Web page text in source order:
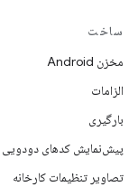
ساخت
مخزن Android
الزامات
بارگیری
پیش‌نمایش کدهای دودویی
تصاویر تنظیمات کارخانه